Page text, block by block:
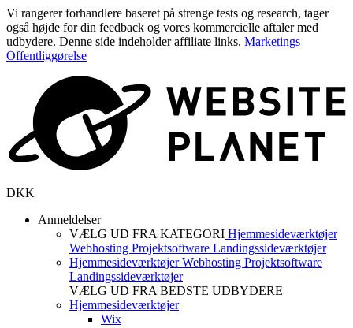
Vi rangerer forhandlere baseret på strenge tests og research, tager
også højde for din feedback og vores kommercielle aftaler med
udbydere. Denne side indeholder affiliate links. Marketings
Offentliggørelse
DKK
Anmeldelser
VÆLG UD FRA KATEGORI Hjemmesideværktøjer
Webhosting Projektsoftware Landingssideværktøjer
HjemmesideværktøjerWebhosting Projektsoftware
Landingssideværktøjer
VÆLG UD FRA BEDSTE UDBYDERE
Hjemmesideværktøjer
Wix